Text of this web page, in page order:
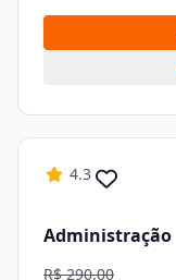
4.3
Administração
R$ 290,00